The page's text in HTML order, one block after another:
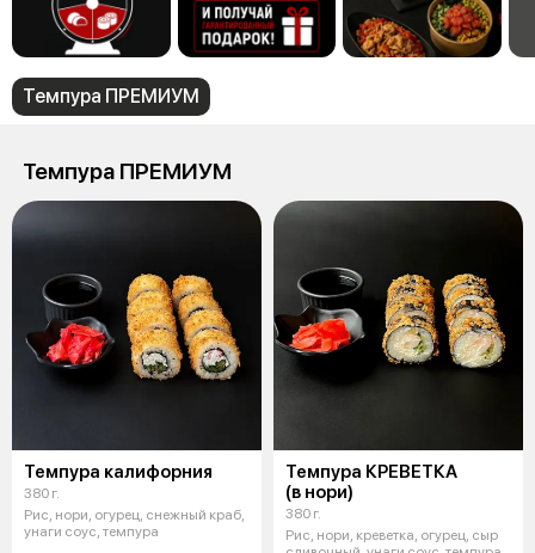
Темпура ПРЕМИУМ
Темпура ПРЕМИУМ
Темпура калифорния
380 г.
Рис, нори, огурец, снежный краб,
унаги соус, темпура
Темпура КРЕВЕТКА
(в нори)
380 г.
Рис, нори, креветка, огурец, сыр